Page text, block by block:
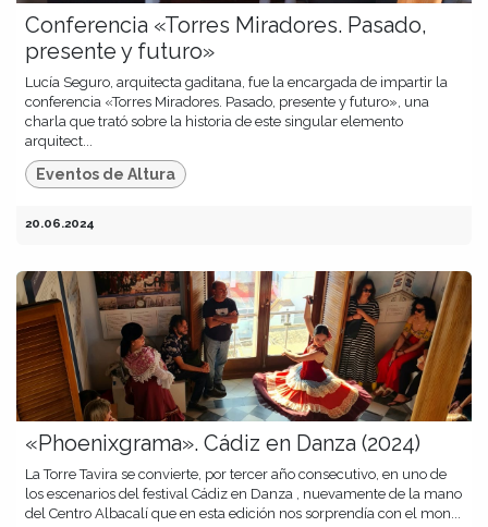
Conferencia «Torres Miradores. Pasado,
presente y futuro»
Lucía Seguro, arquitecta gaditana, fue la encargada de impartir la
conferencia «Torres Miradores. Pasado, presente y futuro», una
charla que trató sobre la historia de este singular elemento
arquitect...
Eventos de Altura
20.06.2024
«Phoenixgrama». Cádiz en Danza (2024)
La Torre Tavira se convierte, por tercer año consecutivo, en uno de
los escenarios del festival Cádiz en Danza , nuevamente de la mano
del Centro Albacalí que en esta edición nos sorprendía con el mon...